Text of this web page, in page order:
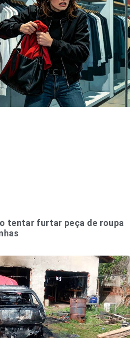
tentar furtar peça de roupa